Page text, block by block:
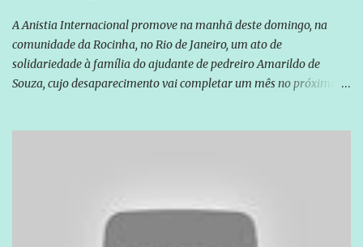
A Anistia Internacional promove na manhã deste domingo, na
comunidade da Rocinha, no Rio de Janeiro, um ato de
solidariedade à família do ajudante de pedreiro Amarildo de
Souza, cujo desaparecimento vai completar um mês no próximo
são vítimas de violência, estão em situação de risco ou têm seus
direitos violados. Leia mais: Anistia Internacional cobra do Brasil